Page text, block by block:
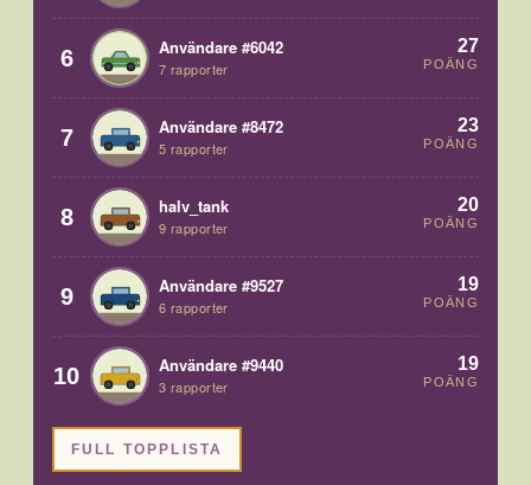
6 Användare #6042
7 rapporter
27
POÄNG
7 Användare #8472
5 rapporter
23
POÄNG
8 halv_tank
9 rapporter
20
POÄNG
9 Användare #9527
6 rapporter
19
POÄNG
10 Användare #9440
3 rapporter
19
POÄNG
FULL TOPPLISTA